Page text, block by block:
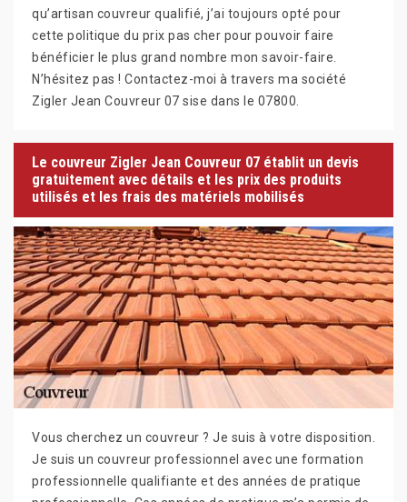
qu’artisan couvreur qualifié, j’ai toujours opté pour
cette politique du prix pas cher pour pouvoir faire
bénéficier le plus grand nombre mon savoir-faire.
N’hésitez pas ! Contactez-moi à travers ma société
Zigler Jean Couvreur 07 sise dans le 07800.
Le couvreur Zigler Jean Couvreur 07 établit un devis
gratuitement avec détails et les prix des produits
utilisés et les frais des matériels mobilisés
Vous cherchez un couvreur ? Je suis à votre disposition.
Je suis un couvreur professionnel avec une formation
professionnelle qualifiante et des années de pratique